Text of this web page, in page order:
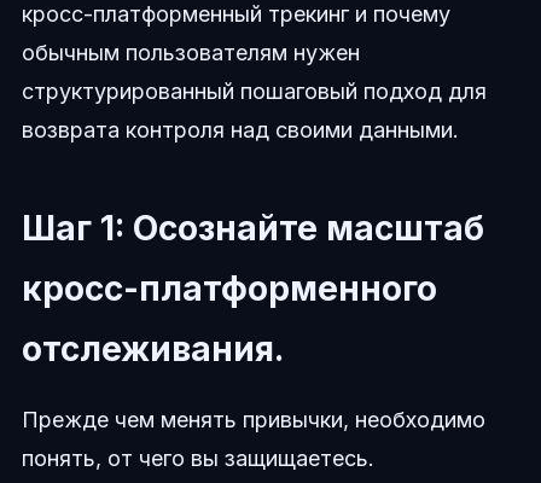
кросс-платформенный трекинг и почему
обычным пользователям нужен
структурированный пошаговый подход для
возврата контроля над своими данными.
Шаг 1: Осознайте масштаб
кросс-платформенного
отслеживания.
Прежде чем менять привычки, необходимо
понять, от чего вы защищаетесь.